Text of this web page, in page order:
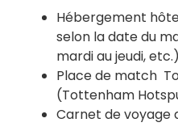
Hébergement
selon la date du
mardi au jeudi, etc.)
Place de match
(Tottenham
Carnet de voyage